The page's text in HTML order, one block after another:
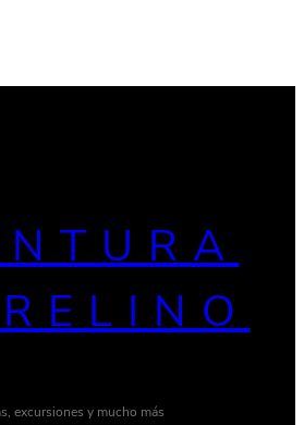
excursiones y mucho más